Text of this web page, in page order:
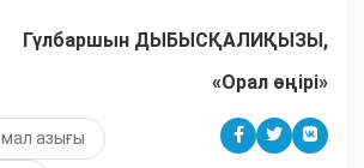
Гүлбаршын ДЫБЫСҚАЛИҚЫЗЫ,
«Орал өңірі»
мал азығы